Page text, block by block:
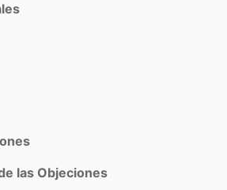
las Objeciones